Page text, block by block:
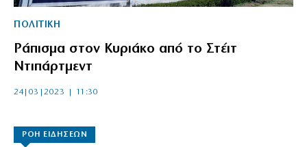
ΠΟΛΙΤΙΚΗ
Ράπισμα στον Κυριάκο από το Στέιτ
Ντιπάρτμεντ
24|03|2023 | 11:30
ΡΟΗ ΕΙΔΗΣΕΩΝ